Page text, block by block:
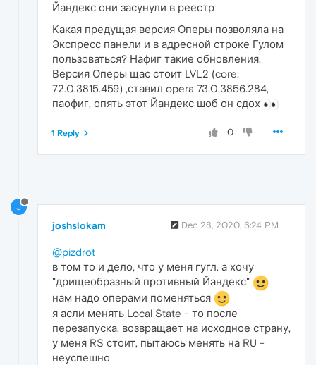
Йандекс они засунули в реестр
Какая предущая версия Оперы позволяла на
Экспресс панели и в адресной строке Гулом
пользоваться? Нафиг такие обновления.
Версия Оперы щас стоит LVL2 (core:
72.0.3815.459) ,ставил opera 73.0.3856.284,
паофиг, опять этот Йандекс шоб он сдох
0
1 Reply
J
joshslokam Dec 28, 2020, 6:24 PM
@pizdrot
в том то и дело, что у меня гугл. а хочу
"дрищеобразный противный Йандекс"
нам надо операми поменяться
я асли менять Local State - то после
перезапуска, возвращает на исходное страну,
у меня RS стоит, пытаюсь менять на RU -
неуспешно